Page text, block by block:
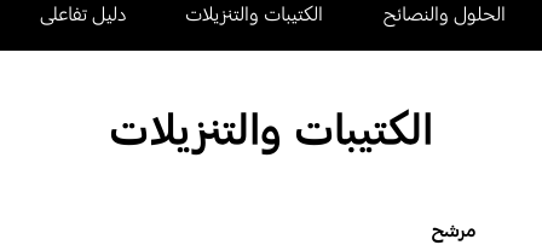
الحلول والنصائح الكتيبات والتنزيلات دليل تفاعلى
الكتيبات والتنزيلات
مرشح